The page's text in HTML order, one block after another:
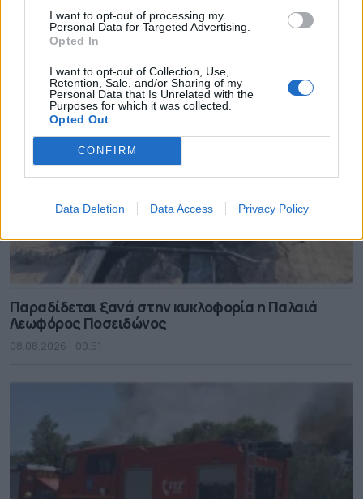
I want to opt-out of processing my
Personal Data for Targeted Advertising.
Opted In
I want to opt-out of Collection, Use,
Retention, Sale, and/or Sharing of my
Personal Data that Is Unrelated with the
Purposes for which it was collected.
Opted Out
CONFIRM
Data Deletion Data Access Privacy Policy
Ξεκάθαρος για ανεμογεννήτριες και
αποκατάσταση δασών ο Ν. Χαρδαλιάς
08.08.2026 - 10.45
Παραδίδεται ξανά στην κυκλοφορία η Παλαιά
Λεωφόρος Ποσειδώνος
08.08.2026 - 09.51